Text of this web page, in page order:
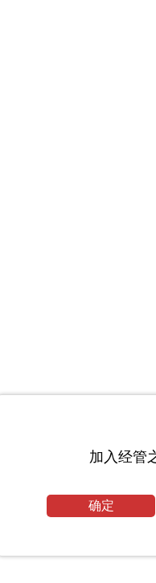
加入经管
确定